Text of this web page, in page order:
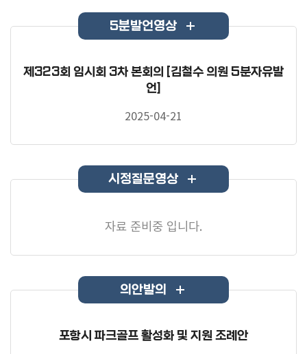
5분발언영상
제323회 임시회 3차 본회의 [김철수 의원 5분자유발
언]
2025-04-21
시정질문영상
자료 준비중 입니다.
의안발의
포항시 파크골프 활성화 및 지원 조례안